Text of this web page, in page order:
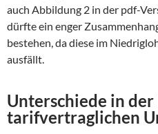
auch Abbildung 2 in der pdf-
dürfte ein enger
bestehen, da diese im
ausfällt.
Unterschiede in der
tarifvertraglichen